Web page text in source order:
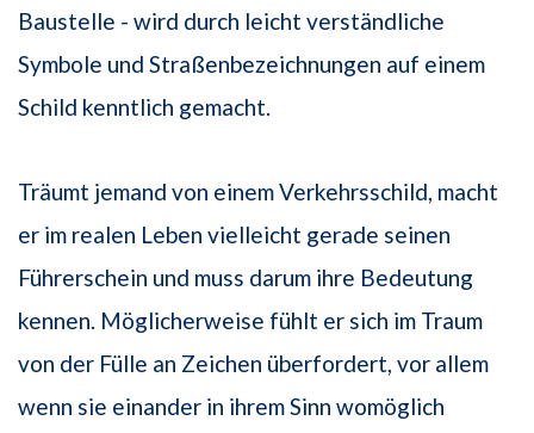
Baustelle - wird durch leicht verständliche
Symbole und Straßenbezeichnungen auf einem
Schild kenntlich gemacht.
Träumt jemand von einem Verkehrsschild, macht
er im realen Leben vielleicht gerade seinen
Führerschein und muss darum ihre Bedeutung
kennen. Möglicherweise fühlt er sich im Traum
von der Fülle an Zeichen überfordert, vor allem
wenn sie einander in ihrem Sinn womöglich